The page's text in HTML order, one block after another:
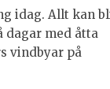
idag. Allt kan
dagar med åtta
vindbyar på